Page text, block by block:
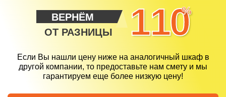
ВЕРНЁМ
ОТ РАЗНИЦЫ
110
%
Если Вы нашли цену ниже на аналогичный шкаф в
другой компании, то предоставьте нам смету и мы
гарантируем еще более низкую цену!